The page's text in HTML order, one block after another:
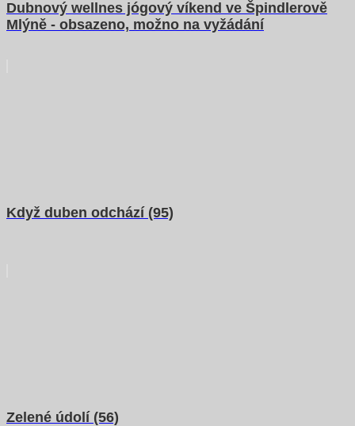
Dubnový wellnes jógový víkend ve Špindlerově
Mlýně - obsazeno, možno na vyžádání
Když duben odchází (95)
Zelené údolí (56)